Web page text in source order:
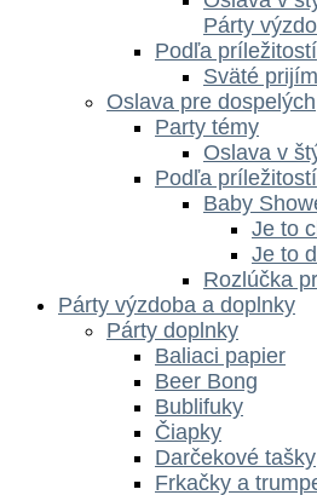
Párty
Podľa príležitostí
Sväté
Oslava pre dospelých
Party témy
Oslava v
Podľa príležitostí
Baby
Je to
Je to
Rozlúčka
Párty výzdoba a doplnky
Párty doplnky
Baliaci papier
Beer Bong
Bublifuky
Čiapky
Darčekové tašky
Frkačky a